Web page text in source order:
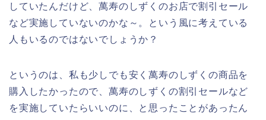
していたんだけど、萬寿のしずくのお店で割引セール
など実施していないのかな～。という風に考えている
人もいるのではないでしょうか？
というのは、私も少しでも安く萬寿のしずくの商品を
購入したかったので、萬寿のしずくの割引セールなど
を実施していたらいいのに、と思ったことがあったん